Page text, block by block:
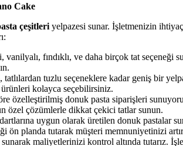
Cake
çeşitleri yelpazesi sunar. İşletmenizin
fındıklı, ve daha birçok tat
tuzlu seçeneklere kadar geniş bir
kolayca seçebilirsiniz.
özelleştirilmiş donuk pasta siparişleri
özel çözümlerle dikkat çekici tatlar sunun.
uygun olarak üretilen donuk pastalar
ön planda tutarak müşteri memnuniyetinizi
sunarak maliyetlerinizi kontrol altında